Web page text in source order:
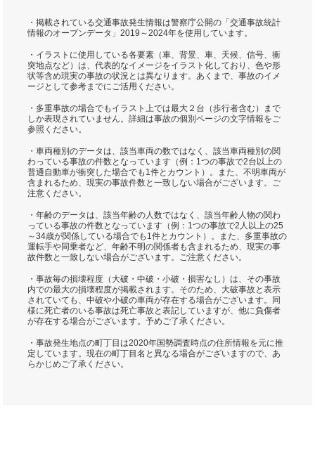
・掲載されている交通事故発生情報は警察庁公開の「交通事故統計
情報のオープンデータ」2019～2024年を使用しています。
・イラストに使用している各要素（車、背景、車、天候、信号、衝
突地点など）は、代表的なイメージをイラスト化しており、色や形
状等含め現実の事故の状況とは異なります。あくまで、事故のイメ
ージとして参考までにご活用ください。
・多重事故の場合でもイラスト上では最大２台（歩行者含む）まで
しか表現されていません。詳細は事故の個別ページの文字情報をご
参照ください。
・車両種別のデータは、該当車両の数ではなく、該当車両種別の関
わっている事故の件数となっています（例：1つの事故で2台以上の
普通自動車が衝突した場合でも1件とカウント）。また、不明車両が
含まれるため、現実の事故件数と一致しない場合がございます。ご
注意ください。
・年齢のデータは、該当年齢の人数ではなく、該当年齢人物の関わ
っている事故の件数となっています（例：1つの事故で2人以上の25
～34歳が関係している場合でも1件とカウント）。また、多重事故の
運転手や同乗者など、年齢不明の関係者も含まれるため、現実の事
故件数と一致しない場合がございます。ご注意ください。
・事故毎の損壊程度（大破・中破・小破・損害なし）は、その事故
内での最大の損壊程度が掲載されます。そのため、大破事故と表示
されていても、中破や小破の車両が存在する場合がございます。同
様に死亡者のいる事故は死亡事故と表記していますが、他に負傷者
が存在する場合がございます。予めご了承ください。
・事故発生地点の町丁目は2020年国勢調査時点の住所情報を元に推
定しています。現在の町丁目名と異なる場合がございますので、あ
らかじめご了承ください。